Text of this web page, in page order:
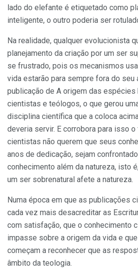
lado do elefante é etiquetado como
inteligente, o outro poderia ser
Na realidade, qualquer evolucionista
planejamento da criação por um ser
se frustrado, pois os mecanismos
vida estarão para sempre fora do seu
publicação de A origem das espécies
cientistas e teólogos, o que gerou
disciplina científica que a coloca
deveria servir. E corrobora para isso
cientistas não querem que seus
anos de dedicação, sejam
conhecimento além da natureza, isto
um ser sobrenatural afete a natureza.
Numa época em que as publicações
cada vez mais desacreditar as
com satisfação, que o conhecimento
impasse sobre a origem da vida e
começam a reconhecer que as
âmbito da teologia.